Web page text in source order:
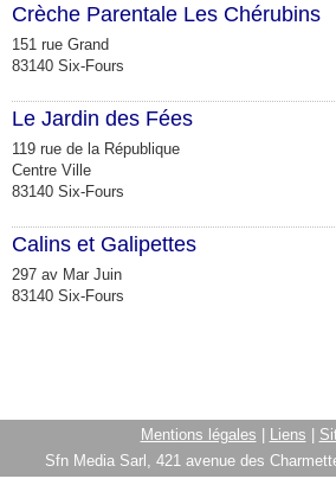
Crèche Parentale Les Chérubins
151 rue Grand
83140 Six-Fours
Le Jardin des Fées
119 rue de la République
Centre Ville
83140 Six-Fours
Calins et Galipettes
297 av Mar Juin
83140 Six-Fours
Mentions légales Liens
Sfn Media Sarl, 421 avenue des